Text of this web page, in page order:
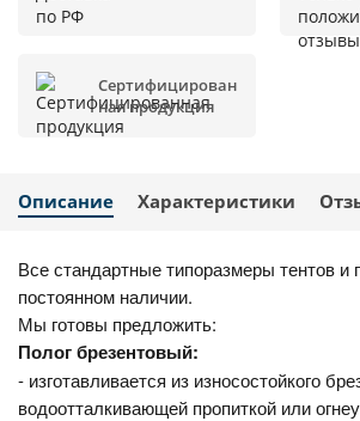
Сертифицирован
ная продукция
Описание Характеристики
Все стандартные типоразмеры тентов и
постоянном наличии.
Мы готовы предложить:
Полог брезентовый:
- изготавливается из износостойкого
водоотталкивающей пропиткой или